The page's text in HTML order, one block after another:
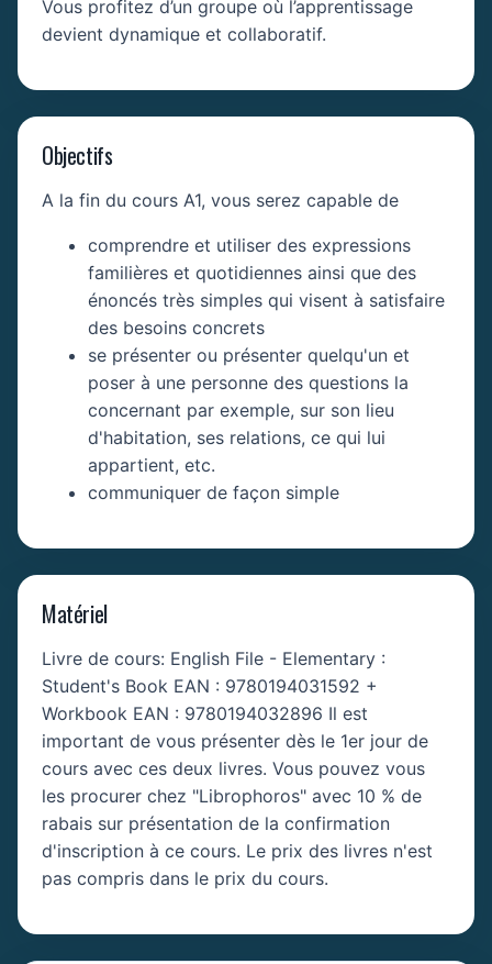
Vous profitez d’un groupe où l’apprentissage
devient dynamique et collaboratif.
Objectifs
A la fin du cours A1, vous serez capable de
comprendre et utiliser des expressions
familières et quotidiennes ainsi que des
énoncés très simples qui visent à satisfaire
des besoins concrets
se présenter ou présenter quelqu'un et
poser à une personne des questions la
concernant par exemple, sur son lieu
d'habitation, ses relations, ce qui lui
appartient, etc.
communiquer de façon simple
Matériel
Livre de cours: English File - Elementary :
Student's Book EAN : 9780194031592 +
Workbook EAN : 9780194032896 Il est
important de vous présenter dès le 1er jour de
cours avec ces deux livres. Vous pouvez vous
les procurer chez "Librophoros" avec 10 % de
rabais sur présentation de la confirmation
d'inscription à ce cours. Le prix des livres n'est
pas compris dans le prix du cours.